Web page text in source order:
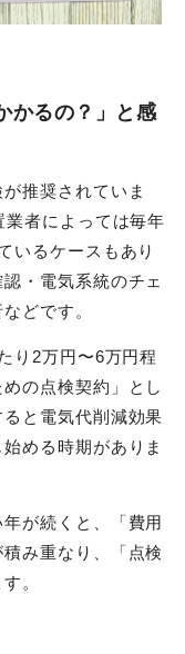
かるの？」と感
推奨されていま
者によっては毎年
いるケースもあり
・電気系統のチェ
どです。
り2万円〜6万円程
の点検契約」とし
と電気代削減効果
める時期がありま
が続くと、「費用
み重なり、「点検
。